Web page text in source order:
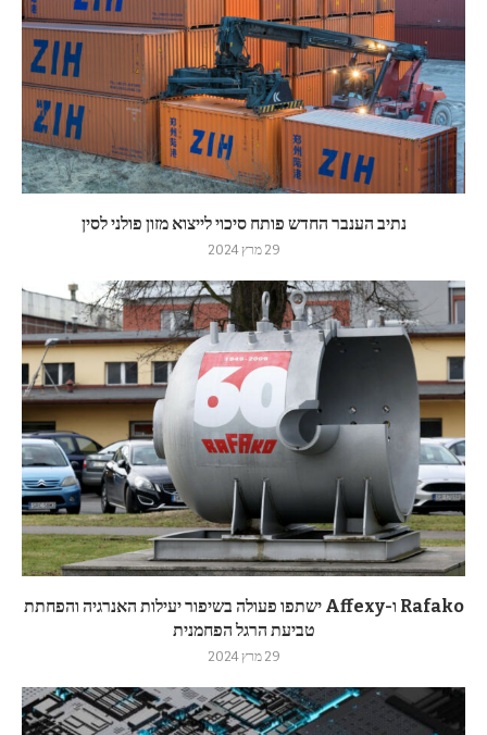
נתיב הענבר החדש פותח סיכוי לייצוא מזון פולני לסין
29 מרץ 2024
Rafako ו-Affexy ישתפו פעולה בשיפור יעילות האנרגיה והפחתת
טביעת הרגל הפחמנית
29 מרץ 2024